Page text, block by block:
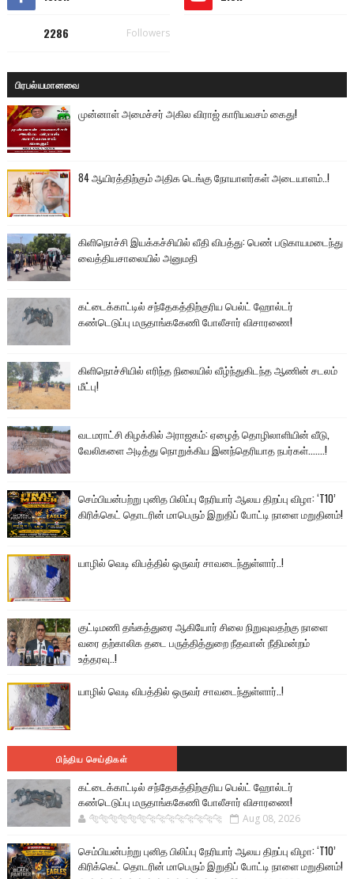
2286 Followers
பிரபல்யமானவை
முன்னாள் அமைச்சர் அகில விராஜ் காரியவசம் கைது!
84 ஆயிரத்திற்கும் அதிக டெங்கு நோயாளர்கள் அடையாளம்..!
கிளிநொச்சி இயக்கச்சியில் வீதி விபத்து: பெண் படுகாயமடைந்து
வைத்தியசாலையில் அனுமதி
கட்டைக்காட்டில் சந்தேகத்திற்குரிய பெல்ட் ஹோல்டர்
கண்டெடுப்பு மருதாங்ககேணி போலீசார் விசாரணை!
கிளிநொச்சியில் எரிந்த நிலையில் வீழ்ந்துகிடந்த ஆணின் சடலம்
மீட்பு!
வடமராட்சி கிழக்கில் அராஜகம்: ஏழைத் தொழிலாளியின் வீடு,
வேலிகளை அடித்து நொறுக்கிய இனந்தெரியாத நபர்கள்.......!
செம்பியன்பற்று புனித பிலிப்பு நேரியார் ஆலய திறப்பு விழா: ‘T10’
கிரிக்கெட் தொடரின் மாபெரும் இறுதிப் போட்டி நாளை மறுதினம்!
யாழில் வெடி விபத்தில் ஒருவர் சாவடைந்துள்ளார்..!
குட்டிமணி தங்கத்துரை ஆகியோர் சிலை நிறுவுவதற்கு நாளை
வரை தற்காலிக தடை பருத்தித்துறை நீதவான் நீதிமன்றம்
உத்தரவு..!
யாழில் வெடி விபத்தில் ஒருவர் சாவடைந்துள்ளார்..!
பிந்திய செய்திகள்
கட்டைக்காட்டில் சந்தேகத்திற்குரிய பெல்ட் ஹோல்டர்
கண்டெடுப்பு மருதாங்ககேணி போலீசார் விசாரணை!
🐅🐅🐅🐅🐅🐅🐆🐆🐆🐆🐆🐆🐆🐆 Aug 08, 2026
செம்பியன்பற்று புனித பிலிப்பு நேரியார் ஆலய திறப்பு விழா: ‘T10’
கிரிக்கெட் தொடரின் மாபெரும் இறுதிப் போட்டி நாளை மறுதினம்!